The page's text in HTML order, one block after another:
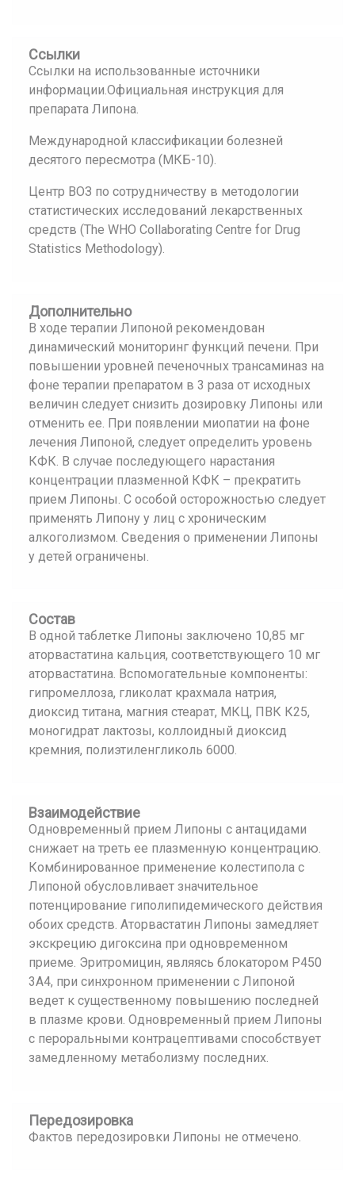
Ссылки
Ссылки на использованные источники
информации.Официальная инструкция для
препарата Липона.
Международной классификации болезней
десятого пересмотра (МКБ-10).
Центр ВОЗ по сотрудничеству в методологии
статистических исследований лекарственных
средств (The WHO Collaborating Centre for Drug
Statistics Methodology).
Дополнительно
В ходе терапии Липоной рекомендован
динамический мониторинг функций печени. При
повышении уровней печеночных трансаминаз на
фоне терапии препаратом в 3 раза от исходных
величин следует снизить дозировку Липоны или
отменить ее. При появлении миопатии на фоне
лечения Липоной, следует определить уровень
КФК. В случае последующего нарастания
концентрации плазменной КФК – прекратить
прием Липоны. С особой осторожностью следует
применять Липону у лиц с хроническим
алкоголизмом. Сведения о применении Липоны
у детей ограничены.
Состав
В одной таблетке Липоны заключено 10,85 мг
аторвастатина кальция, соответствующего 10 мг
аторвастатина. Вспомогательные компоненты:
гипромеллоза, гликолат крахмала натрия,
диоксид титана, магния стеарат, МКЦ, ПВК К25,
моногидрат лактозы, коллоидный диоксид
кремния, полиэтиленгликоль 6000.
Взаимодействие
Одновременный прием Липоны с антацидами
снижает на треть ее плазменную концентрацию.
Комбинированное применение колестипола с
Липоной обусловливает значительное
потенцирование гиполипидемического действия
обоих средств. Аторвастатин Липоны замедляет
экскрецию дигоксина при одновременном
приеме. Эритромицин, являясь блокатором P450
3A4, при синхронном применении с Липоной
ведет к существенному повышению последней
в плазме крови. Одновременный прием Липоны
с пероральными контрацептивами способствует
замедленному метаболизму последних.
Передозировка
Фактов передозировки Липоны не отмечено.